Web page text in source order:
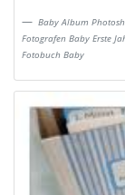
Baby Album
Fotografen Baby Erste
Fotobuch Baby